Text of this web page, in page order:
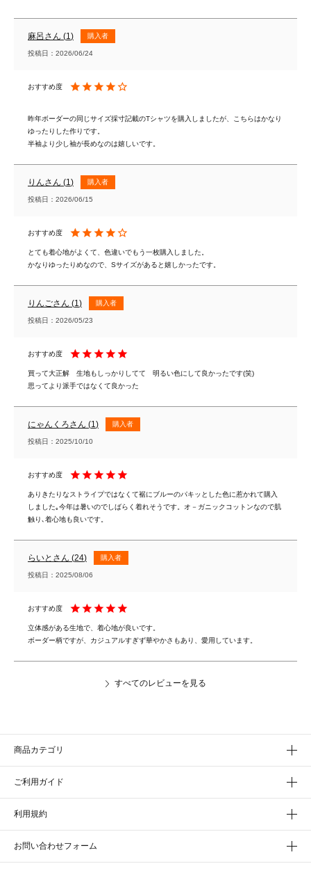
麻呂 1 購入者
投稿日 2026/06/24
昨年ボーダーの同じサイズ採寸記載のTシャツを購入しましたが、こちらはかなり
ゆったりした作りです。
半袖より少し袖が長めなのは嬉しいです。
りん 1 購入者
投稿日 2026/06/15
とても着心地がよくて、色違いでもう一枚購入しました。
かなりゆったりめなので、Sサイズがあると嬉しかったです。
りんご 1 購入者
投稿日 2026/05/23
買って大正解　生地もしっかりしてて　明るい色にして良かったです(笑)
思ってより派手ではなくて良かった
にゃんくろ 1 購入者
投稿日 2025/10/10
ありきたりなストライプではなくて裾にブルーのパキッとした色に惹かれて購入
しました｡今年は暑いのでしばらく着れそうです。オ－ガニックコットンなので肌
触り､着心地も良いです。
らいと 24 購入者
投稿日 2025/08/06
立体感がある生地で、着心地が良いです。
ボーダー柄ですが、カジュアルすぎず華やかさもあり、愛用しています。
すべてのレビューを見る
商品カテゴリ
ご利用ガイド
利用規約
お問い合わせフォーム